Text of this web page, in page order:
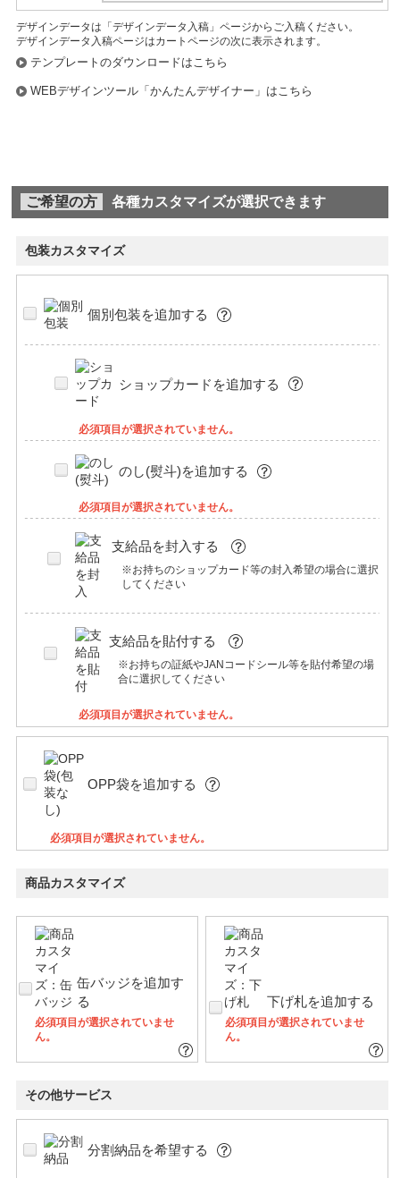
デザインデータは「デザインデータ入稿」ページからご入稿ください。
デザインデータ入稿ページはカートページの次に表示されます。
テンプレートのダウンロードはこちら
WEBデザインツール「かんたんデザイナー」はこちら
ご希望の方 各種カスタマイズが選択できます
包装カスタマイズ
個別包装を追加する
ショップカードを追加する
必須項目が選択されていません。
のし(熨斗)を追加する
必須項目が選択されていません。
支給品を封入する
※お持ちのショップカード等の封入希望の場合に選択
してください
支給品を貼付する
※お持ちの証紙やJANコードシール等を貼付希望の場
合に選択してください
必須項目が選択されていません。
OPP袋を追加する
必須項目が選択されていません。
商品カスタマイズ
缶バッジを追加す
る
必須項目が選択されていませ
ん。
下げ札を追加する
必須項目が選択されていませ
ん。
その他サービス
分割納品を希望する